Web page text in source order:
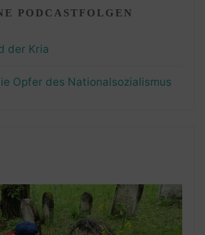
PODCASTFOLGEN
der Kria
Opfer des Nationalsozialismus